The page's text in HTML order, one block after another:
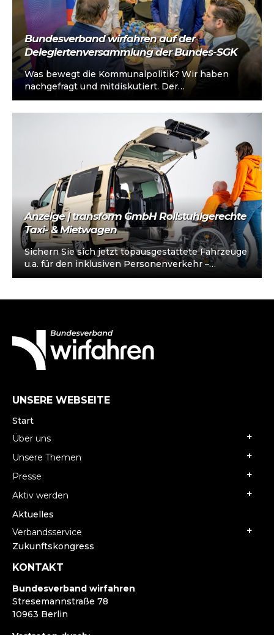
Bundesverband wirfahren auf der
Delegiertenversammlung der Bundes-SGK
Was bewegt die Kommunalpolitik? Wir haben
nachgefragt und mitdiskutiert. Der
Bundesverband wirfahren war mit einem Stand
auf der diesjährigen Delegiertenversammlung…
Anzeige | transform GmbH Rollstuhlgerechte
Taxi- & Mietwagen
Sichern Sie sich jetzt topausgestattete Fahrzeuge
u.a. für den inklusiven Personenverkehr –
vorkonfiguriert für Taxi/Mietwagen, optional
UNSERE WEBSEITE
Start
Über uns
Unsere Themen
Presse
Aktiv werden
Aktuelles
Verbandsservice
Zukunftskongress
KONTAKT
Bundesverband wirfahren
Stresemannstraße 78
10963 Berlin